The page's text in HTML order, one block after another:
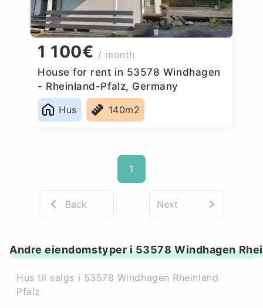
1 100€ / month
House for rent in 53578 Windhagen
- Rheinland-Pfalz, Germany
Hus
140m2
1
Back Next
Andre eiendomstyper i 53578 Windhagen
Hus til salgs i 53578 Windhagen Rheinland
Pfalz